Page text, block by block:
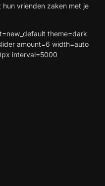
vrienden zaken met je
theme=dark
amount=6 width=auto
interval=5000